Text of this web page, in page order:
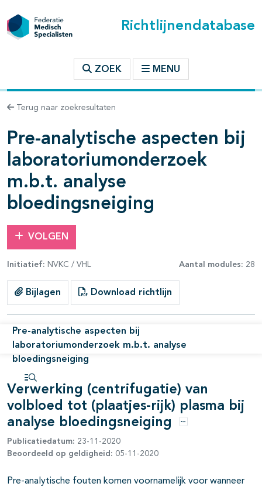
Richtlijnendatabase
ZOEK MENU
Terug naar zoekresultaten
Pre-analytische aspecten bij
laboratoriumonderzoek
m.b.t. analyse
bloedingsneiging
VOLGEN
Initiatief: NVKC / VHL Aantal modules: 28
Bijlagen Download richtlijn
Pre-analytische aspecten bij
laboratoriumonderzoek m.b.t. analyse
bloedingsneiging
Open inhoudsopgave
binnen deze richtlijn
openklappen
open- en dichtklappen
open- en dichtklappen
open- en dichtklappen
open- en dichtklappen
Verwerking (centrifugatie) van
volbloed tot (plaatjes-rijk) plasma bij
analyse bloedingsneiging
Opties
Publicatiedatum: 23-11-2020
Beoordeeld op geldigheid: 05-11-2020
Pre-analytische fouten komen voornamelijk voor wanneer